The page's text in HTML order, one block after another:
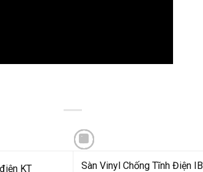
KT Sàn Vinyl Chống Tĩnh Điện